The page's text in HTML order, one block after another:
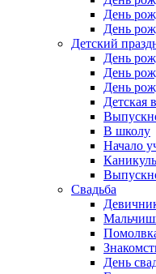
День
День
Детский
День
День
День
Детская
В школу
Начало
Свадьба
День